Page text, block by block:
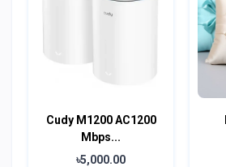
Cudy M1200 AC1200
Mbps...
৳5,000.00